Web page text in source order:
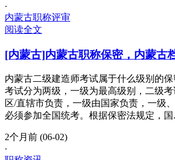
·
内蒙古职称评审
阅读全文
[内蒙古]内蒙古职称保密，内蒙古
内蒙古二级建造师考试属于什么级别的
考试分为两级，一级为最高级别，二级
区/直辖市负责，一级由国家负责，一级
必须参加全国统考。根据保密法规定，国
2个月前 (06-02)
·